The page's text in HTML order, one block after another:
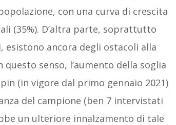
con una curva di crescita
(35%). D’altra parte, soprattutto
ancora degli ostacoli alla
senso, l’aumento della soglia
(in vigore dal primo gennaio 2021)
del campione (ben 7 intervistati
un ulteriore innalzamento di tale